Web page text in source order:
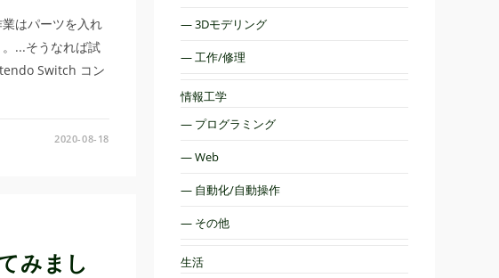
はパーツを入れ
...そうなれば試
Switch コン
2020-08-18
みまし
— 3Dモデリング
— 工作/修理
情報工学
— プログラミング
— Web
— 自動化/自動操作
— その他
生活